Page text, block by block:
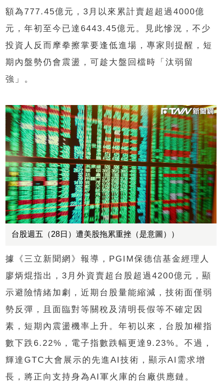
額為777.45億元，3月以來累計賣超超過4000億
元，年初至今已達6443.45億元。見此慘況，不少
投資人反而摩拳擦掌要逢低進場，專家則提醒，短
期內盤勢仍會震盪，可趁大盤回檔時「汰弱留
強」。
台股週五（28日）遭美股拖累重挫（是意圖））
據《三立新聞網》報導，PGIM保德信基金經理人
廖炳焜指出，3月外資賣超台股超過4200億元，顯
示避險情緒加劇，近期台股量能縮減，技術面僅弱
勢反彈，且面臨對等關稅及清明長假等不確定因
素，短期內震盪機率上升。年初以來，台股加權指
數下跌6.22%，電子指數跌幅更達9.23%。不過，
輝達GTC大會展示的先進AI技術，顯示AI需求增
長，將正向支持身為AI軍火庫的台廠供應鏈。